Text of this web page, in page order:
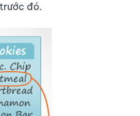
đó.